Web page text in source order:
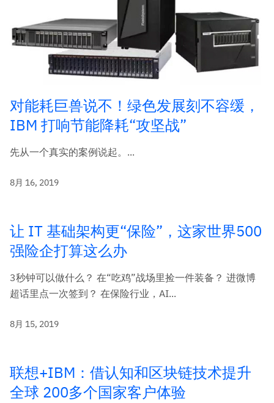
对能耗巨兽说不！绿色发展刻不容缓，
IBM 打响节能降耗“攻坚战”
先从一个真实的案例说起。...
8月 16, 2019
让 IT 基础架构更“保险”，这家世界500
强险企打算这么办
3秒钟可以做什么？ 在“吃鸡”战场里捡一件装备？ 进微博
超话里点一次签到？ 在保险行业，AI...
8月 15, 2019
联想+IBM：借认知和区块链技术提升
全球 200多个国家客户体验